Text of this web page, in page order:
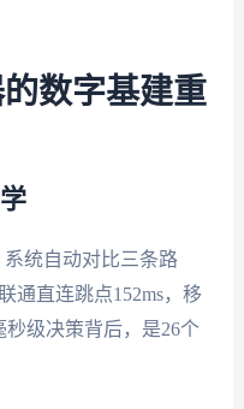
数字基建重
统自动对比三条路
通直连跳点152ms，移
秒级决策背后，是26个